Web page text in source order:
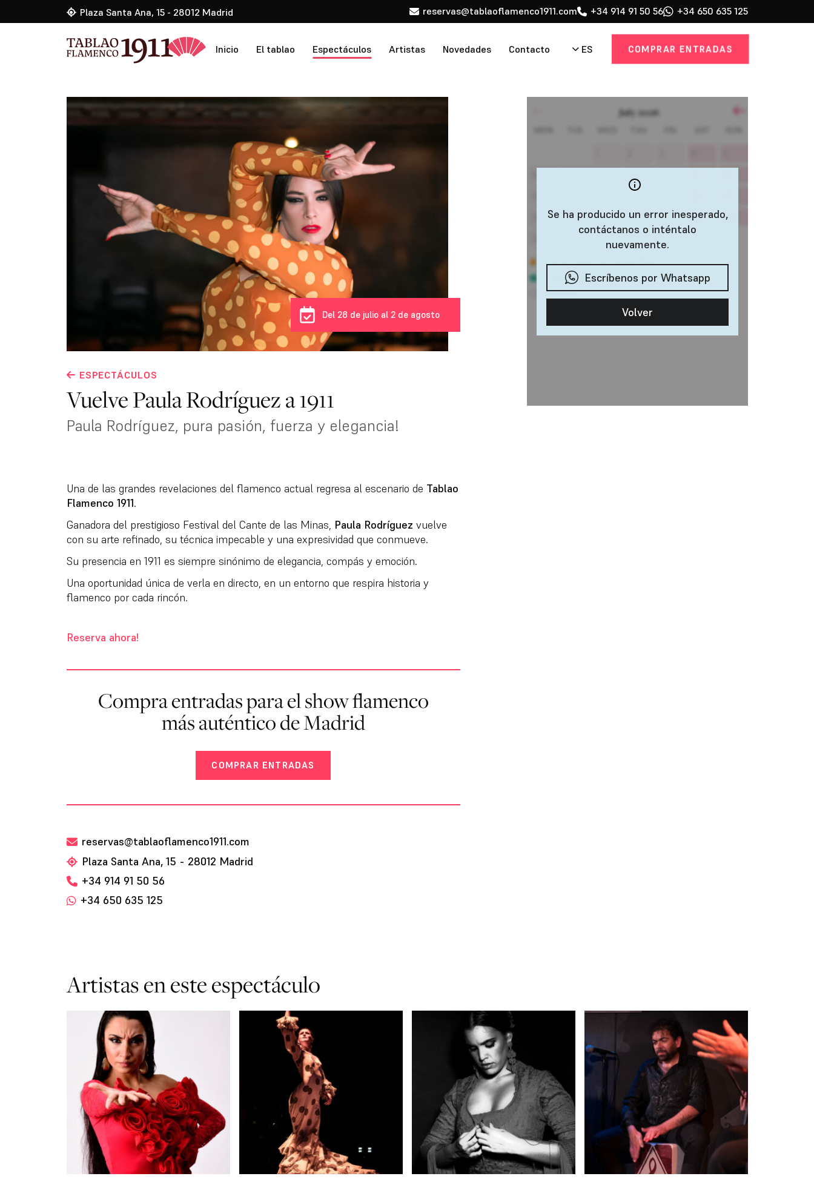
Plaza Santa Ana, 15 - 28012 Madrid reservas@tablaoflamenco1911.com +34 914 91 50 56 +34 650 635 125
Inicio El tablao Espectáculos Artistas Novedades Contacto ES COMPRAR ENTRADAS
Del 28 de julio al 2 de agosto
ESPECTÁCULOS
Vuelve Paula Rodríguez a 1911
Paula Rodríguez, pura pasión, fuerza y elegancia!
Una de las grandes revelaciones del flamenco actual regresa al escenario de Tablao
Flamenco 1911.
Ganadora del prestigioso Festival del Cante de las Minas, Paula Rodríguez vuelve
con su arte refinado, su técnica impecable y una expresividad que conmueve.
Su presencia en 1911 es siempre sinónimo de elegancia, compás y emoción.
Una oportunidad única de verla en directo, en un entorno que respira historia y
flamenco por cada rincón.
Reserva ahora!
Compra entradas para el show flamenco
más auténtico de Madrid
COMPRAR ENTRADAS
reservas@tablaoflamenco1911.com
Plaza Santa Ana, 15 - 28012 Madrid
+34 914 91 50 56
+34 650 635 125
Artistas en este espectáculo